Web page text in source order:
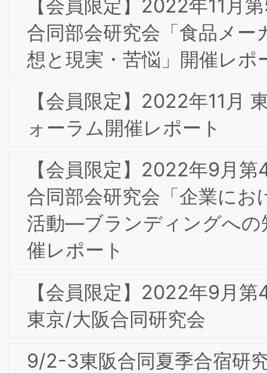
2020年 新年のご挨拶
【会員限定】2019年9⽉ 第15回東京プチ
フォーラム 「”AI が切り開く未来” ～AI
【会員限定】2019年7⽉ 第14回東京フォ
ーラム 「“交差集積”の時代における我が
の」
2019年7月 第14回東京フォーラム
2019年 新年のご挨拶
2018年10月 東京第13回フォーラム/東京
は盛況のうちに終了いたしました
2018年6月 東京第12回フォーラム/東京
盛況のうちに終了いたしました